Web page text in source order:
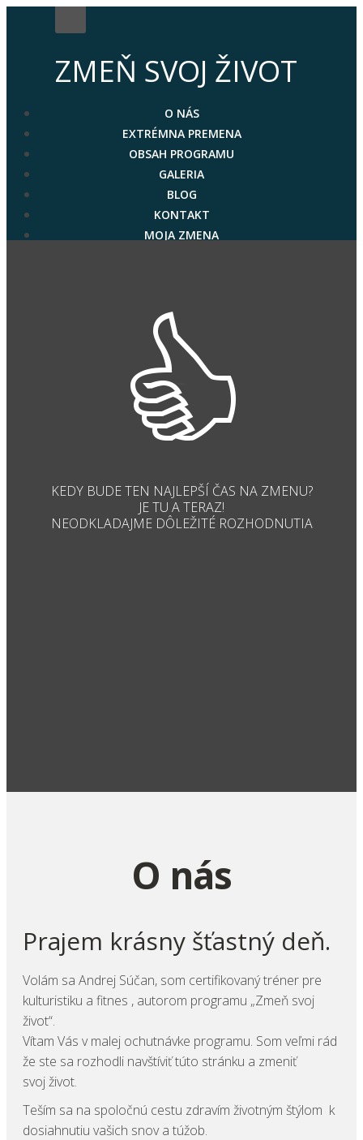
ZMEŇ SVOJ ŽIVOT
O NÁS
EXTRÉMNA PREMENA
OBSAH PROGRAMU
GALERIA
BLOG
KONTAKT
MOJA ZMENA
KEDY BUDE TEN NAJLEPŠÍ ČAS NA ZMENU?
JE TU A TERAZ!
NEODKLADAJME DÔLEŽITÉ ROZHODNUTIA
O nás
Prajem krásny šťastný deň.
Volám sa Andrej Súčan, som certifikovaný tréner pre
kulturistiku a fitnes , autorom programu „Zmeň svoj
život“.
Vítam Vás v malej ochutnávke programu. Som veľmi rád
že ste sa rozhodli navštíviť túto stránku a zmeniť
svoj život.
Teším sa na spoločnú cestu zdravím životným štýlom k
dosiahnutiu vašich snov a túžob.